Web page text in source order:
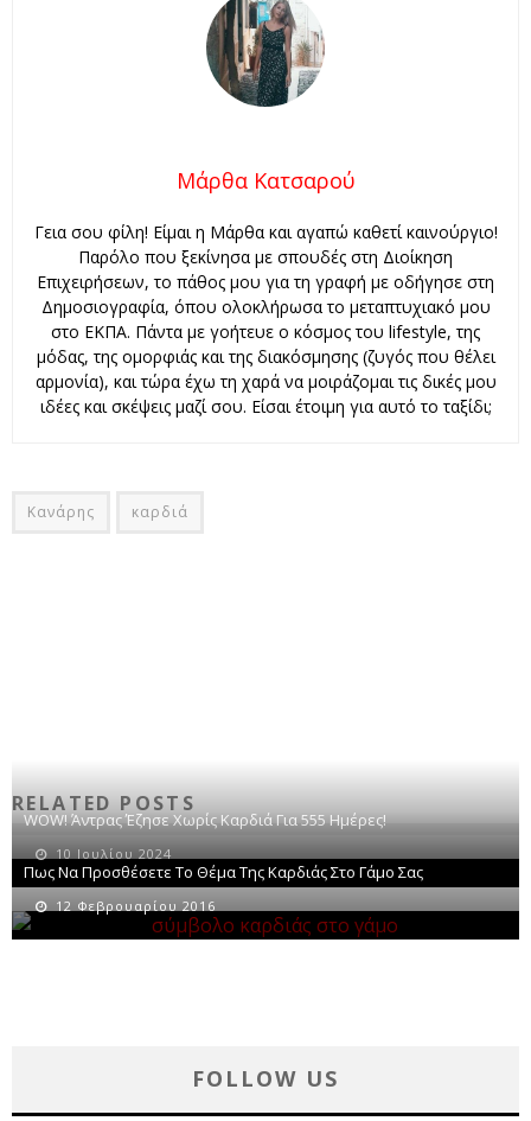
Μάρθα Κατσαρού
Γεια σου φίλη! Είμαι η Μάρθα και αγαπώ καθετί καινούργιο!
Παρόλο που ξεκίνησα με σπουδές στη Διοίκηση
Επιχειρήσεων, το πάθος μου για τη γραφή με οδήγησε στη
Δημοσιογραφία, όπου ολοκλήρωσα το μεταπτυχιακό μου
στο ΕΚΠΑ. Πάντα με γοήτευε ο κόσμος του lifestyle, της
μόδας, της ομορφιάς και της διακόσμησης (ζυγός που θέλει
αρμονία), και τώρα έχω τη χαρά να μοιράζομαι τις δικές μου
ιδέες και σκέψεις μαζί σου. Είσαι έτοιμη για αυτό το ταξίδι;
Κανάρης καρδιά
RELATED POSTS
WOW! Άντρας Έζησε Χωρίς Καρδιά Για 555 Ημέρες!
10 Ιουλίου 2024
Πως Να Προσθέσετε Το Θέμα Της Καρδιάς Στο Γάμο Σας
12 Φεβρουαρίου 2016
FOLLOW US